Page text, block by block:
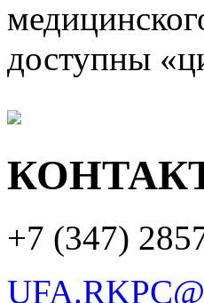
доступны
+7 (347)